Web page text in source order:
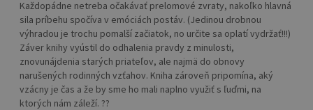
Každopádne netreba očakávať prelomové zvraty, nakoľko hlavná
sila príbehu spočíva v emóciách postáv. (Jedinou drobnou
výhradou je trochu pomalší začiatok, no určite sa oplatí vydržať!!!)
Záver knihy vyústil do odhalenia pravdy z minulosti,
znovunájdenia starých priateľov, ale najmä do obnovy
narušených rodinných vzťahov. Kniha zároveň pripomína, aký
vzácny je čas a že by sme ho mali naplno využiť s ľuďmi, na
ktorých nám záleží. ??